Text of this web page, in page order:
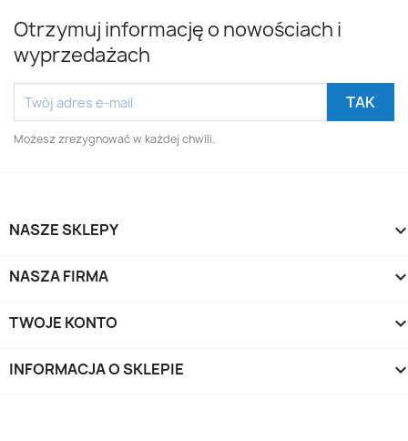
Otrzymuj informację o nowościach i
wyprzedażach
Możesz zrezygnować w każdej chwili.
NASZE SKLEPY
NASZA FIRMA
TWOJE KONTO
INFORMACJA O SKLEPIE